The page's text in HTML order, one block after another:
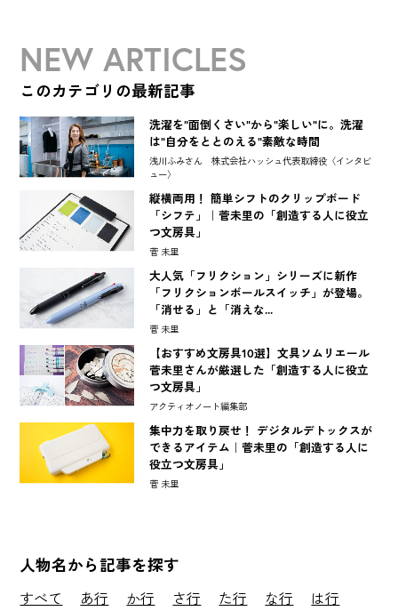
NEW ARTICLES
このカテゴリの最新記事
洗濯を"面倒くさい"から"楽しい"に。洗濯
は"自分をととのえる"素敵な時間
浅川ふみさん 株式会社ハッシュ代表取締役〈インタビ
ュー〉
縦横両用！ 簡単シフトのクリップボード
「シフテ」｜菅未里の「創造する人に役立
つ文房具」
菅 未里
大人気「フリクション」シリーズに新作
「フリクションボールスイッチ」が登場。
「消せる」と「消えな...
菅 未里
【おすすめ文房具10選】文具ソムリエール
菅未里さんが厳選した「創造する人に役立
つ文房具」
アクティオノート編集部
集中力を取り戻せ！ デジタルデトックスが
できるアイテム｜菅未里の「創造する人に
役立つ文房具」
菅 未里
人物名から記事を探す
すべて あ行 か行 さ行 た行 な行
は行